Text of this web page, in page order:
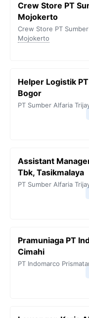
Crew Store PT
Mojokerto
Crew Store PT
Mojokerto
Helper Logistik
Bogor
PT Sumber Alfaria
Assistant
Tbk, Tasikmalaya
PT Sumber Alfaria
Pramuniaga PT
Cimahi
PT Indomarco